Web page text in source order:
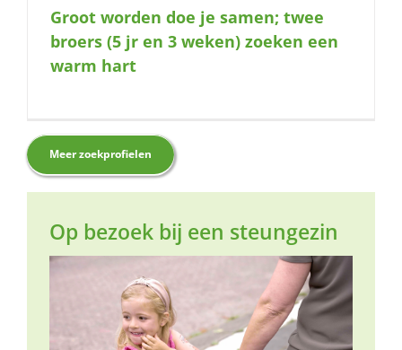
Groot worden doe je samen; twee
broers (5 jr en 3 weken) zoeken een
warm hart
Meer zoekprofielen
Op bezoek bij een steungezin